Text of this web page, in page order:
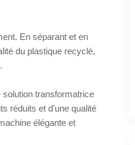
En séparant et en
du plastique recyclé,
transformatrice
réduits et d'une qualité
élégante et